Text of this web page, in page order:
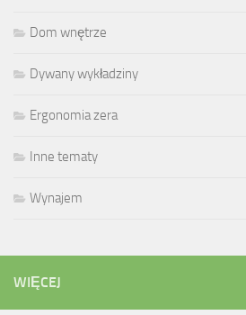
Dom wnętrze
Dywany wykładziny
Ergonomia zera
Inne tematy
Wynajem
WIĘCEJ